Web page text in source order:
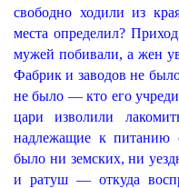
свободно ходили из
места определил?
мужей побивали, а жен
Фабрик и заводов не
не было — кто его
цари изволили
надлежащие к питанию
было ни земских, ни
и ратуш — откуда